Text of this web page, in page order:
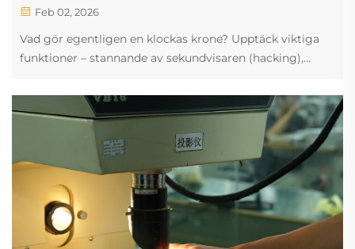
Feb 02, 2026
Vad gör egentligen en klockas krone? Upptäck viktiga
funktioner – stannande av sekundvisaren (hacking),
vattentätning. Lär dig använda kronan på rätt sätt redan
idag.